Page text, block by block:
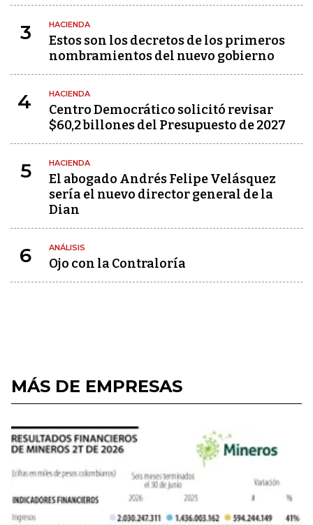
3 HACIENDA
Estos son los decretos de los primeros
nombramientos del nuevo gobierno
4 HACIENDA
Centro Democrático solicitó revisar
$60,2 billones del Presupuesto de 2027
5 HACIENDA
El abogado Andrés Felipe Velásquez
sería el nuevo director general de la
Dian
6 ANÁLISIS
Ojo con la Contraloría
MÁS DE EMPRESAS